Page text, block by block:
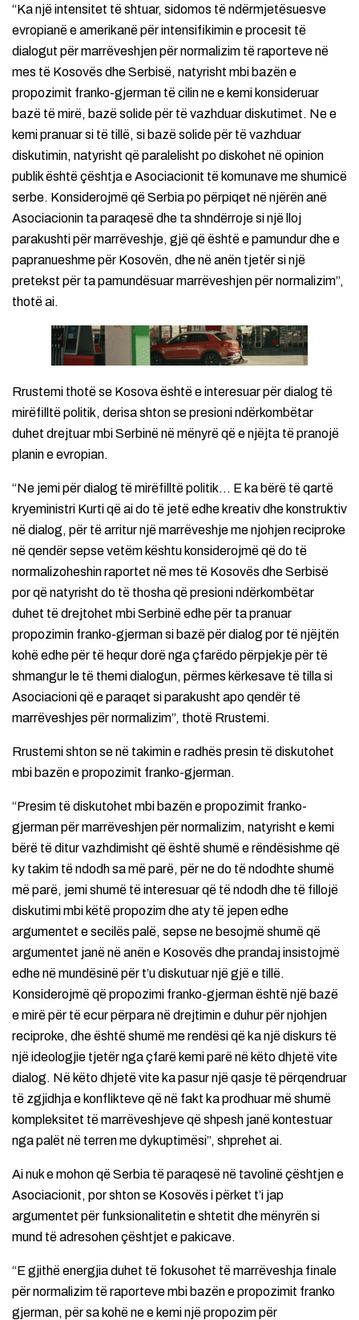
“Ka një intensitet të shtuar, sidomos të ndërmjetësuesve
evropianë e amerikanë për intensifikimin e procesit të
dialogut për marrëveshjen për normalizim të raporteve në
mes të Kosovës dhe Serbisë, natyrisht mbi bazën e
propozimit franko-gjerman të cilin ne e kemi konsideruar
bazë të mirë, bazë solide për të vazhduar diskutimet. Ne e
kemi pranuar si të tillë, si bazë solide për të vazhduar
diskutimin, natyrisht që paralelisht po diskohet në opinion
publik është çështja e Asociacionit të komunave me shumicë
serbe. Konsiderojmë që Serbia po përpiqet në njërën anë
Asociacionin ta paraqesë dhe ta shndërroje si një lloj
parakushti për marrëveshje, gjë që është e pamundur dhe e
papranueshme për Kosovën, dhe në anën tjetër si një
pretekst për ta pamundësuar marrëveshjen për normalizim”,
thotë ai.
Rrustemi thotë se Kosova është e interesuar për dialog të
mirëfilltë politik, derisa shton se presioni ndërkombëtar
duhet drejtuar mbi Serbinë në mënyrë që e njëjta të pranojë
planin e evropian.
“Ne jemi për dialog të mirëfilltë politik… E ka bërë të qartë
kryeministri Kurti që ai do të jetë edhe kreativ dhe konstruktiv
në dialog, për të arritur një marrëveshje me njohjen reciproke
në qendër sepse vetëm kështu konsiderojmë që do të
normalizoheshin raportet në mes të Kosovës dhe Serbisë
por që natyrisht do të thosha që presioni ndërkombëtar
duhet të drejtohet mbi Serbinë edhe për ta pranuar
propozimin franko-gjerman si bazë për dialog por të njëjtën
kohë edhe për të hequr dorë nga çfarëdo përpjekje për të
shmangur le të themi dialogun, përmes kërkesave të tilla si
Asociacioni që e paraqet si parakusht apo qendër të
marrëveshjes për normalizim”, thotë Rrustemi.
Rrustemi shton se në takimin e radhës presin të diskutohet
mbi bazën e propozimit franko-gjerman.
“Presim të diskutohet mbi bazën e propozimit franko-
gjerman për marrëveshjen për normalizim, natyrisht e kemi
bërë të ditur vazhdimisht që është shumë e rëndësishme që
ky takim të ndodh sa më parë, për ne do të ndodhte shumë
më parë, jemi shumë të interesuar që të ndodh dhe të fillojë
diskutimi mbi këtë propozim dhe aty të jepen edhe
argumentet e secilës palë, sepse ne besojmë shumë që
argumentet janë në anën e Kosovës dhe prandaj insistojmë
edhe në mundësinë për t’u diskutuar një gjë e tillë.
Konsiderojmë që propozimi franko-gjerman është një bazë
e mirë për të ecur përpara në drejtimin e duhur për njohjen
reciproke, dhe është shumë me rendësi që ka një diskurs të
një ideologjie tjetër nga çfarë kemi parë në këto dhjetë vite
dialog. Në këto dhjetë vite ka pasur një qasje të përqendruar
të zgjidhja e konflikteve që në fakt ka prodhuar më shumë
kompleksitet të marrëveshjeve që shpesh janë kontestuar
nga palët në terren me dykuptimësi”, shprehet ai.
Ai nuk e mohon që Serbia të paraqesë në tavolinë çështjen e
Asociacionit, por shton se Kosovës i përket t’i jap
argumentet për funksionalitetin e shtetit dhe mënyrën si
mund të adresohen çështjet e pakicave.
“E gjithë energjia duhet të fokusohet të marrëveshja finale
për normalizim të raporteve mbi bazën e propozimit franko
gjerman, për sa kohë ne e kemi një propozim për